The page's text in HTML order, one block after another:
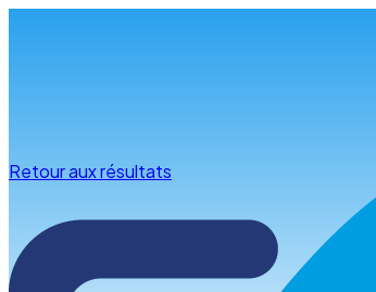
Retour aux résultats